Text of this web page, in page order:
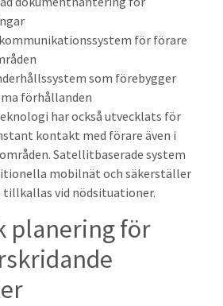
för förare
som förebygger
förhållanden
har också utvecklats för
kontakt med förare även i
Satellitbaserade system
mobilnät och säkerställer
vid nödsituationer.
planering för